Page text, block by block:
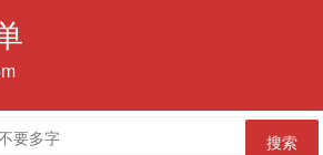
搜索